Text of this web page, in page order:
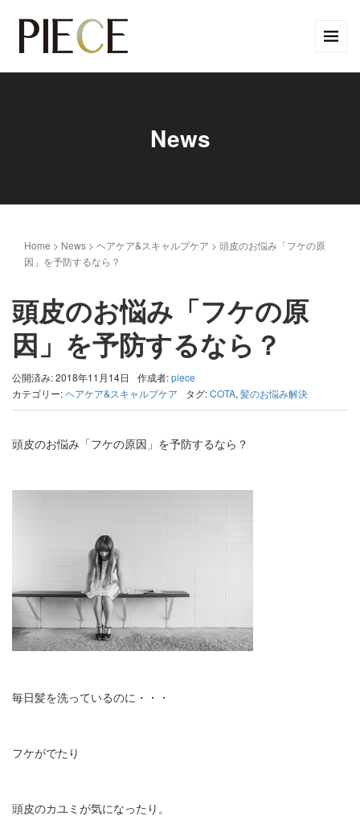
News
Home > News > ヘアケア&スキャルプケア > 頭皮のお悩み「フケの原
因」を予防するなら？
頭皮のお悩み「フケの原
因」を予防するなら？
公開済み: 2018年11月14日 作成者:piece
カテゴリー:ヘアケア&スキャルプケア タグ:COTA, 髪のお悩み解決
頭皮のお悩み「フケの原因」を予防するなら？
毎日髪を洗っているのに・・・
フケがでたり
頭皮のカユミが気になったり。